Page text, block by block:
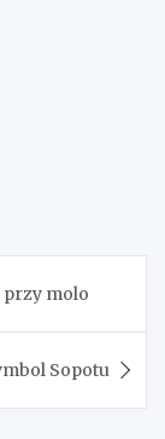
molo
Sopotu